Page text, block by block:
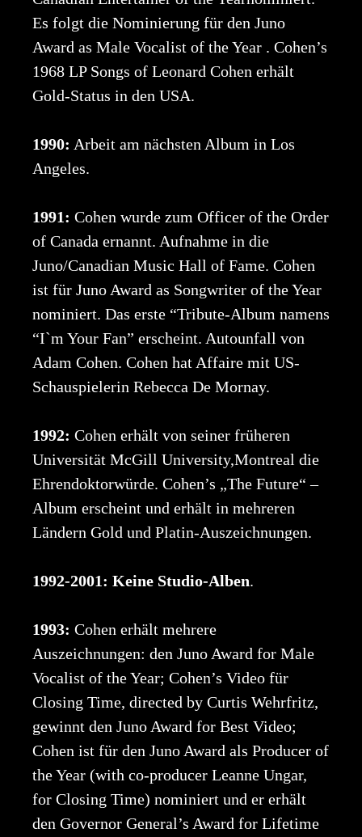
Es folgt die Nominierung für den Juno
Award as Male Vocalist of the Year . Cohen’s
1968 LP Songs of Leonard Cohen erhält
Gold-Status in den USA.
1990: Arbeit am nächsten Album in Los
Angeles.
1991: Cohen wurde zum Officer of the Order
of Canada ernannt. Aufnahme in die
Juno/Canadian Music Hall of Fame. Cohen
ist für Juno Award as Songwriter of the Year
nominiert. Das erste “Tribute-Album namens
“I`m Your Fan” erscheint. Autounfall von
Adam Cohen. Cohen hat Affaire mit US-
Schauspielerin Rebecca De Mornay.
1992: Cohen erhält von seiner früheren
Universität McGill University,Montreal die
Ehrendoktorwürde. Cohen’s „The Future“ –
Album erscheint und erhält in mehreren
Ländern Gold und Platin-Auszeichnungen.
1992-2001: Keine Studio-Alben.
1993: Cohen erhält mehrere
Auszeichnungen: den Juno Award for Male
Vocalist of the Year; Cohen’s Video für
Closing Time, directed by Curtis Wehrfritz,
gewinnt den Juno Award for Best Video;
Cohen ist für den Juno Award als Producer of
the Year (with co-producer Leanne Ungar,
for Closing Time) nominiert und er erhält
den Governor General’s Award for Lifetime